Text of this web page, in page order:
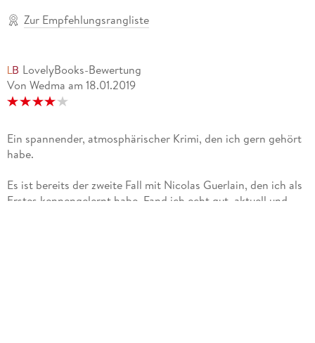
Zur Empfehlungsrangliste
LovelyBooks-Bewertung
Von Wedma am 18.01.2019
Ein spannender, atmosphärischer Krimi, den ich gern gehört
habe.
Es ist bereits der zweite Fall mit Nicolas Guerlain, den ich als
Erstes kennengelernt habe. Fand ich echt gut, aktuell und